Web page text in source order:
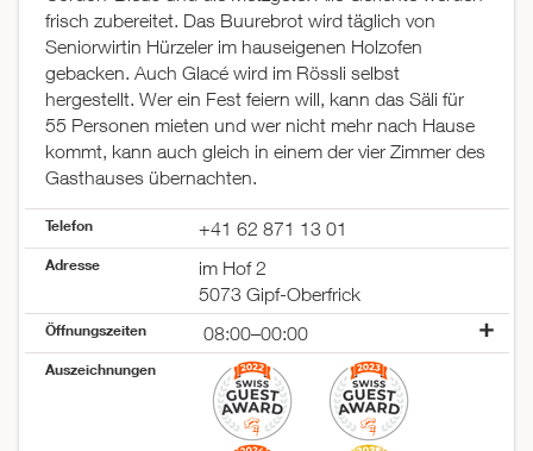
frisch zubereitet. Das Buurebrot wird täglich von
Seniorwirtin Hürzeler im hauseigenen Holzofen
gebacken. Auch Glacé wird im Rössli selbst
hergestellt. Wer ein Fest feiern will, kann das Säli für
55 Personen mieten und wer nicht mehr nach Hause
kommt, kann auch gleich in einem der vier Zimmer des
Gasthauses übernachten.
Telefon +41 62 871 13 01
Adresse
im Hof 2
5073 Gipf-Oberfrick
Öffnungszeiten
08:00–00:00
Montag
geschlossen
08:00–00:00
08:00–00:00
08:00–00:00
Auszeichnungen